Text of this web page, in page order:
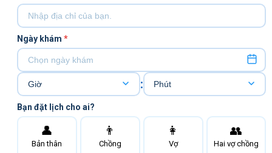
Ngày khám *
:
Bạn đặt lịch cho ai?
👤
Bản thân
👨
Chồng
👩
Vợ
👥
Hai vợ chồng